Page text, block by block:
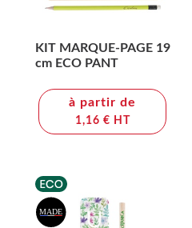
KIT MARQUE-PAGE 19
cm ECO PANT
à partir de
1,16 € HT